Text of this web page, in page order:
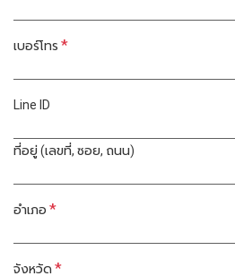
เบอร์โทร *
Line ID
ที่อยู่ (เลขที่, ซอย, ถนน)
อำเภอ *
จังหวัด *